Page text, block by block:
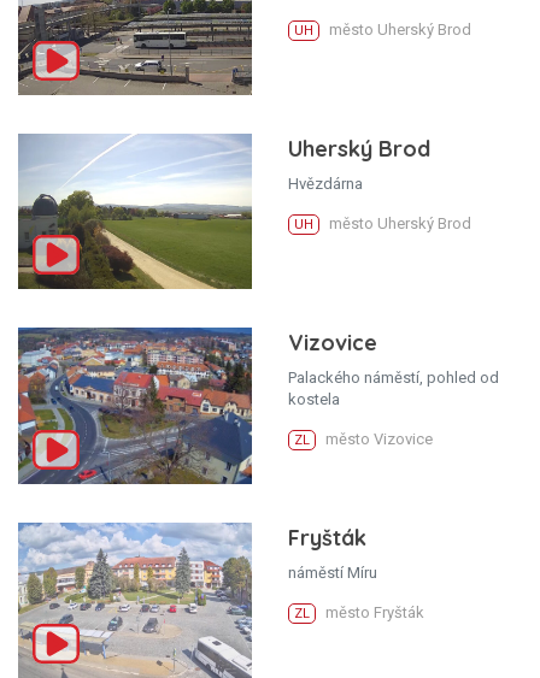
UH město Uherský Brod
Uherský Brod
Hvězdárna
UH město Uherský Brod
Vizovice
Palackého náměstí, pohled od
kostela
ZL město Vizovice
Fryšták
náměstí Míru
ZL město Fryšták